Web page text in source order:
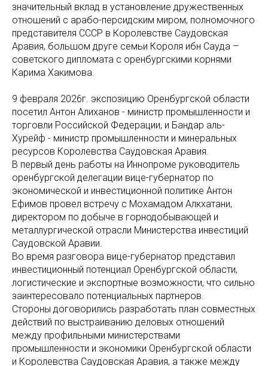
значительный вклад в установление дружественных
отношений с арабо-персидским миром, полномочного
представителя СССР в Королевстве Саудовская
Аравия, большом друге семьи Короля ибн Сауда –
советского дипломата с оренбургскими корнями
Карима Хакимова.
9 февраля 2026г. экспозицию Оренбургской области
посетил Антон Алиханов - министр промышленности и
торговли Российской Федерации, и Бандар аль-
Хурейф - министр промышленности и минеральных
ресурсов Королевства Саудовская Аравия.
В первый день работы на Иннопроме руководитель
оренбургской делегации вице-губернатор по
экономической и инвестиционной политике Антон
Ефимов провел встречу с Мохамадом Алкхатани,
директором по добыче в горнодобывающей и
металлургической отрасли Министерства инвестиций
Саудовской Аравии.
Во время разговора вице-губернатор представил
инвестиционный потенциал Оренбургской области,
логистические и экспортные возможности, что сильно
заинтересовало потенциальных партнеров.
Стороны договорились разработать план совместных
действий по выстраиванию деловых отношений
между профильными министерствами
промышленности и экономики Оренбургской области
и Королевства Саудовская Аравия, а также между